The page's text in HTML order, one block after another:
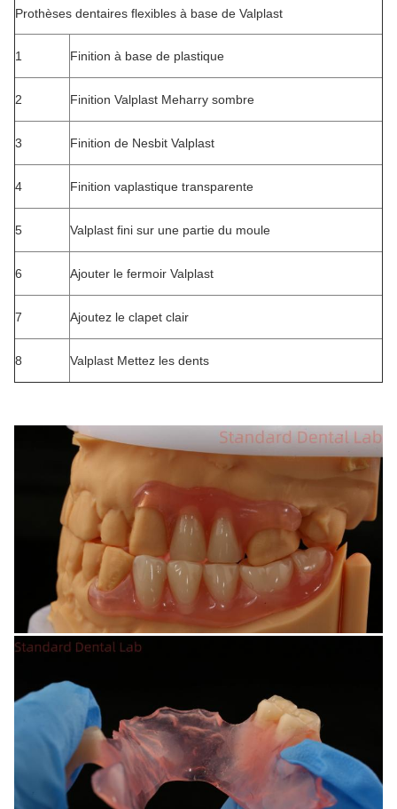
Prothèses dentaires flexibles à base de Valplast
1 Finition à base de plastique
2 Finition Valplast Meharry sombre
3 Finition de Nesbit Valplast
4 Finition vaplastique transparente
5 Valplast fini sur une partie du moule
6 Ajouter le fermoir Valplast
7 Ajoutez le clapet clair
8 Valplast Mettez les dents